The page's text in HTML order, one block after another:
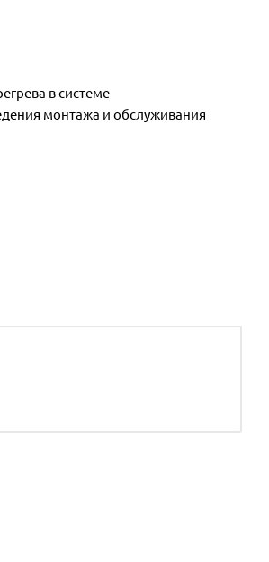
в системе
монтажа и обслуживания